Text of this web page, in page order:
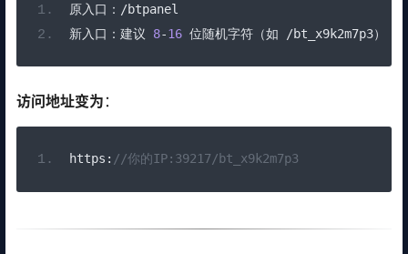
原入口：/btpanel
新入口：建议
8-16 位随机字符（如 /bt_x9k2m7p3）
访问地址变为 ：
https : //你的IP:39217/bt_x9k2m7p3